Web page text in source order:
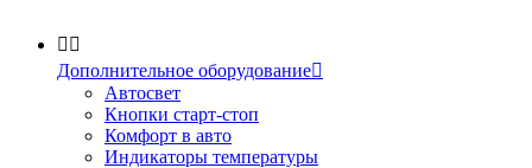
 
Дополнительное оборудование
Автосвет
Кнопки старт-стоп
Комфорт в авто
Индикаторы температуры